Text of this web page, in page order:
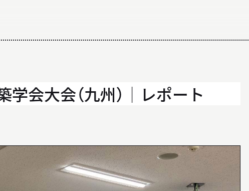
日大理工学部建築学科のすべて
学会大会（九州）│レポート